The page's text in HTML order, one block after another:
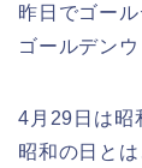
昨日でゴー
ゴールデン
4月29日は昭
昭和の日と